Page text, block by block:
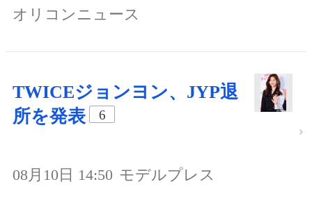
オリコンニュース
TWICEジョンヨン、JYP退
所を発表
6
08月10日 14:50 モデルプレス